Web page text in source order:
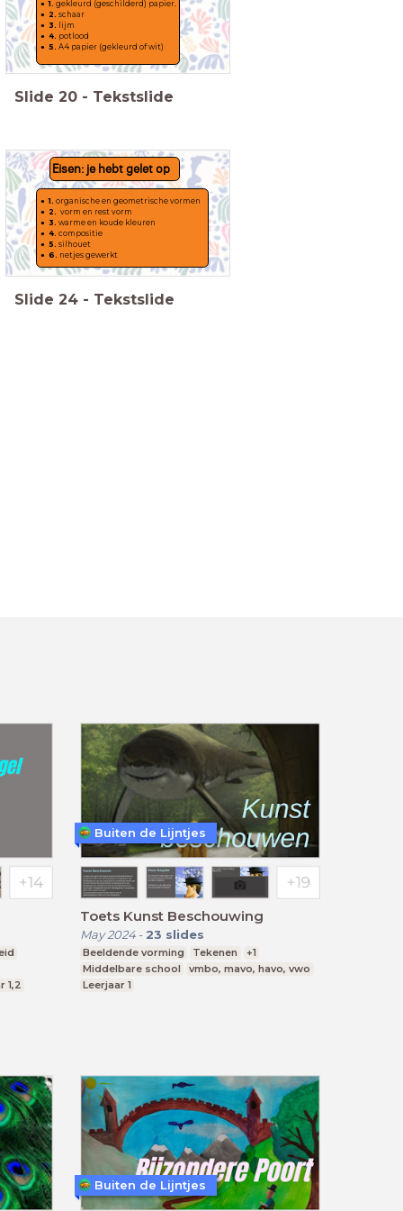
1. gekleurd (geschilderd) papier.
2. schaar
3. lijm
4. potlood
5. A4 papier (gekleurd of wit)
Slide 20 - Tekstslide
Eisen: je hebt gelet op
1. organische en geometrische vormen
2. vorm en rest vorm
3. warme en koude kleuren
4. compositie
5.silhouet
6. netjes gewerkt
Slide 24 - Tekstslide
1,2
Toets Kunst Beschouwing
May 2024- 23 slides
Beeldende vorming Tekenen
+1
Middelbare school
vmbo, mavo, havo, vwo
Leerjaar 1
Buiten de Lijntjes
Buiten de Lijntjes